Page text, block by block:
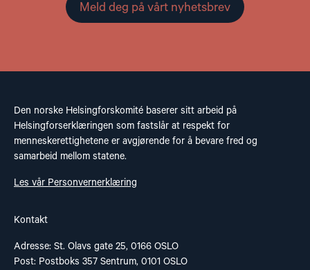
Meld deg på vårt nyhetsbrev
Den norske Helsingforskomité baserer sitt arbeid på
Helsingforserklæringen som fastslår at respekt for
menneskerettighetene er avgjørende for å bevare fred og
samarbeid mellom statene.
Les vår Personvernerklæring
Kontakt
Adresse: St. Olavs gate 25, 0166 OSLO
Post: Postboks 357 Sentrum, 0101 OSLO